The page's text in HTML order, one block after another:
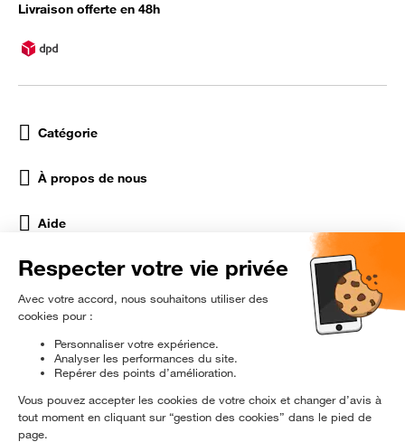
Livraison offerte en 48h
Catégorie
À propos de nous
Aide
Réseaux Sociaux
rɘconditionné